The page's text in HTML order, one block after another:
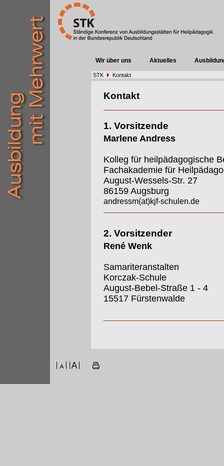
Wir über uns Aktuelles
STK Kontakt
Kontakt
1. Vorsitzende
Marlene Andress
Kolleg für heilpädagogische
Fachakademie für
August-Wessels-Str. 27
86159 Augsburg
andressm(at)kjf-schulen.de
2. Vorsitzender
René Wenk
Samariteranstalten
Korczak-Schule
August-Bebel-Straße 1 - 4
15517 Fürstenwalde